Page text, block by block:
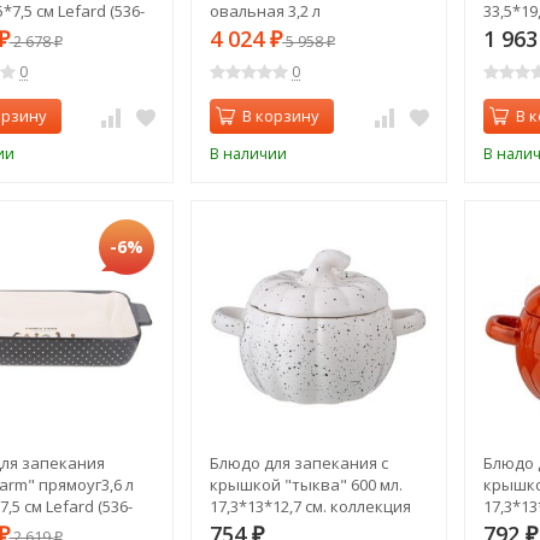
см Lefard (536-
2 678₽
0
овальная 3,2 л
37,5х22х15,5см Lefard (536-
254)
4 024₽5 958₽
0
В корзину
В наличии
276)
1
В
В
-6%
запекания
прямоуг3,6 л
см Lefard (536-
₽
Блюдо для запекания с
крышкой "тыква" 600 мл.
17,3*13*12,7 см. коллекция
"il raccolto" Agness (490-469)
754₽
Блюдо
"il
792 ₽